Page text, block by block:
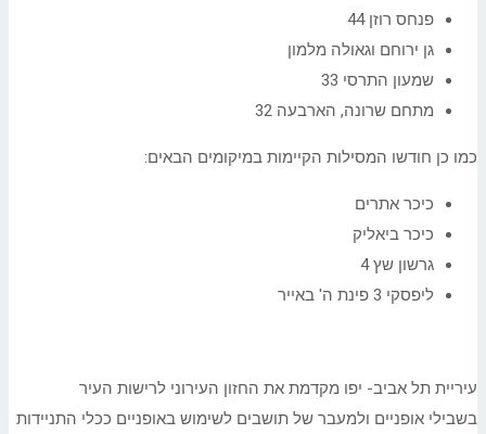
פנחס רוזן 44
גן ירוחם וגאולה מלמון
שמעון התרסי 33
מתחם שרונה, הארבעה 32
כמו כן חודשו המסילות הקיימות במיקומים הבאים:
כיכר אתרים
כיכר ביאליק
גרשון שץ 4
ליפסקי 3 פינת ה' באייר
עיריית תל אביב- יפו מקדמת את החזון העירוני לרישות העיר
בשבילי אופניים ולמעבר של תושבים לשימוש באופניים ככלי התניידות